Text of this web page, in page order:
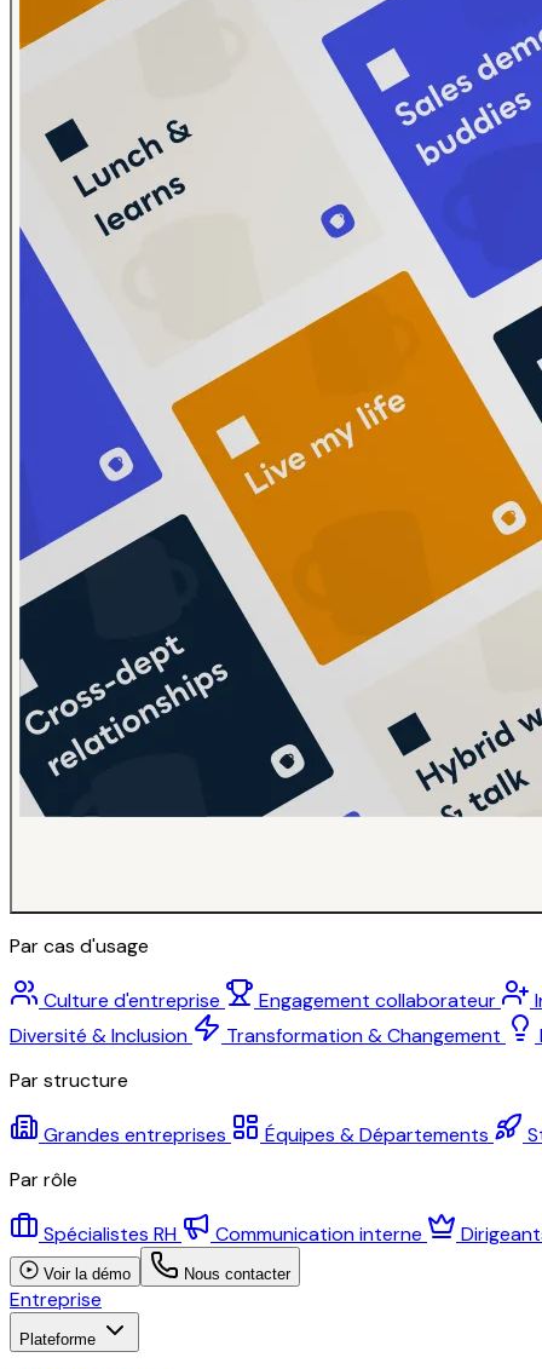
Par cas d'usage
Culture d'entreprise Engagement collaborateur
Diversité & Inclusion
Transformation & Changement
Par structure
Grandes entreprises Équipes & Départements
Par rôle
Spécialistes RH Communication interne
Voir la démo Nous contacter
Entreprise
Plateforme